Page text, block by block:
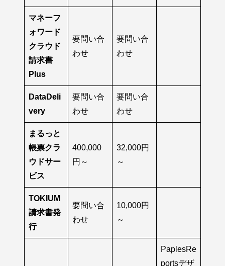
マネーフ
ォワード
クラウド
請求書
Plus
要問い合
わせ
要問い合
わせ
DataDeli
very
要問い合
わせ
要問い合
わせ
まるっと
帳票クラ
ウドサー
ビス
400,000
円～
32,000円
～
TOKIUM
請求書発
行
要問い合
わせ
10,000円
～
PaplesRe
portsデザ